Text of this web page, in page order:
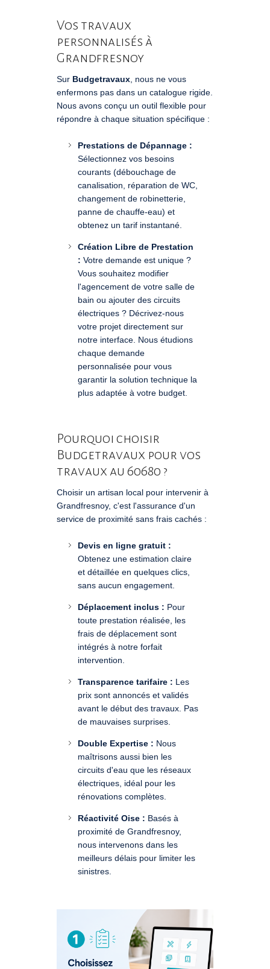
Vos travaux
personnalisés à
Grandfresnoy
Sur Budgetravaux , nous ne vous
enfermons pas dans un catalogue rigide.
Nous avons conçu un outil flexible pour
répondre à chaque situation spécifique :
Prestations de Dépannage :
Sélectionnez vos besoins
courants (débouchage de
canalisation, réparation de WC,
changement de robinetterie,
panne de chauffe-eau) et
obtenez un tarif instantané.
Création Libre de Prestation
: Votre demande est unique ?
Vous souhaitez modifier
l'agencement de votre salle de
bain ou ajouter des circuits
électriques ? Décrivez-nous
votre projet directement sur
notre interface. Nous étudions
chaque demande
personnalisée pour vous
garantir la solution technique la
plus adaptée à votre budget.
Pourquoi choisir
Budgetravaux pour vos
travaux au 60680 ?
Choisir un artisan local pour intervenir à
Grandfresnoy, c'est l'assurance d'un
service de proximité sans frais cachés :
Devis en ligne gratuit :
Obtenez une estimation claire
et détaillée en quelques clics,
sans aucun engagement.
Déplacement inclus : Pour
toute prestation réalisée, les
frais de déplacement sont
intégrés à notre forfait
intervention.
Transparence tarifaire : Les
prix sont annoncés et validés
avant le début des travaux. Pas
de mauvaises surprises.
Double Expertise : Nous
maîtrisons aussi bien les
circuits d'eau que les réseaux
électriques, idéal pour les
rénovations complètes.
Réactivité Oise : Basés à
proximité de Grandfresnoy,
nous intervenons dans les
meilleurs délais pour limiter les
sinistres.